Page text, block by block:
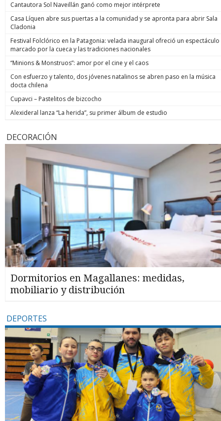
Cantautora Sol Naveillán ganó como mejor intérprete
Casa Líquen abre sus puertas a la comunidad y se apronta para abrir Sala
Cladonia
Festival Folclórico en la Patagonia: velada inaugural ofreció un espectáculo
marcado por la cueca y las tradiciones nacionales
“Minions & Monstruos”: amor por el cine y el caos
Con esfuerzo y talento, dos jóvenes natalinos se abren paso en la música
docta chilena
Cupavci – Pastelitos de bizcocho
Alexideral lanza “La herida”, su primer álbum de estudio
DECORACIÓN
Dormitorios en Magallanes: medidas,
mobiliario y distribución
DEPORTES